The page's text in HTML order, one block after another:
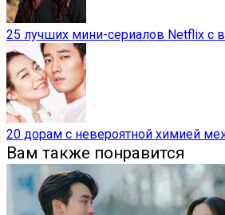
25 лучших мини-сериалов Netflix с
20 дорам с невероятной химией
Вам также понравится